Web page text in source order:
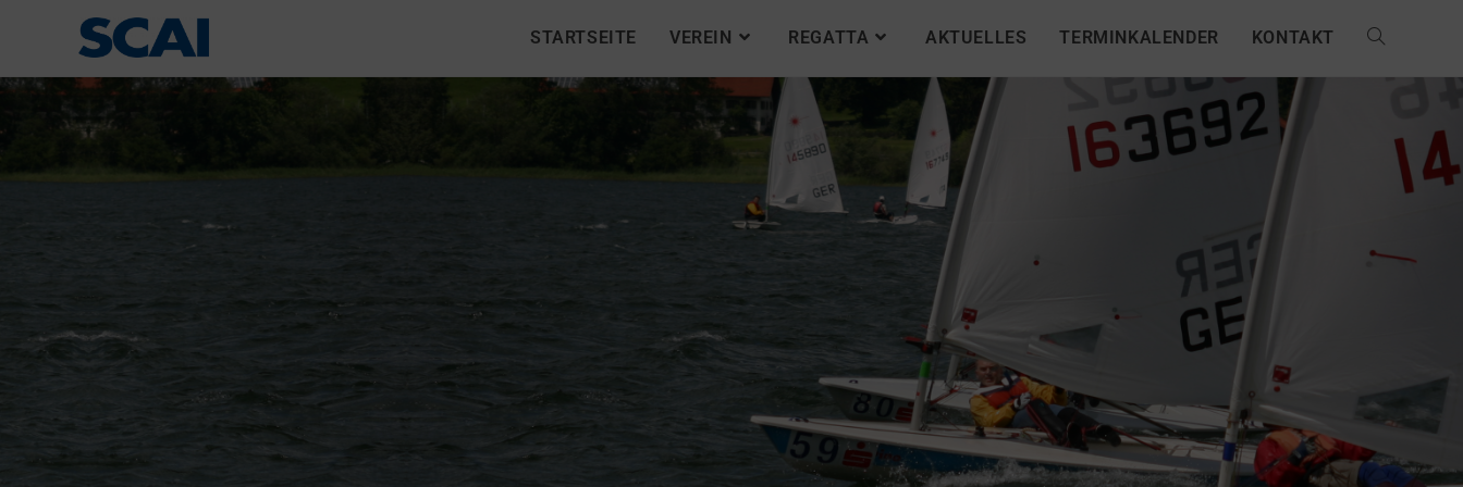
STARTSEITE VEREIN REGATTA AKTUELLES TERMINKALENDER KONTAKT